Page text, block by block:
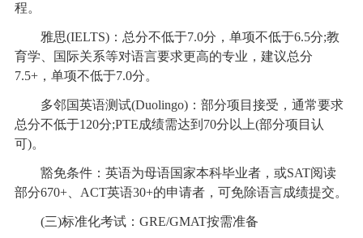
程。
雅思(IELTS)：总分不低于7.0分，单项不低于6.5分;教
育学、国际关系等对语言要求更高的专业，建议总分
7.5+，单项不低于7.0分。
多邻国英语测试(Duolingo)：部分项目接受，通常要求
总分不低于120分;PTE成绩需达到70分以上(部分项目认
可)。
豁免条件：英语为母语国家本科毕业者，或SAT阅读
部分670+、ACT英语30+的申请者，可免除语言成绩提交。
(三)标准化考试：GRE/GMAT按需准备